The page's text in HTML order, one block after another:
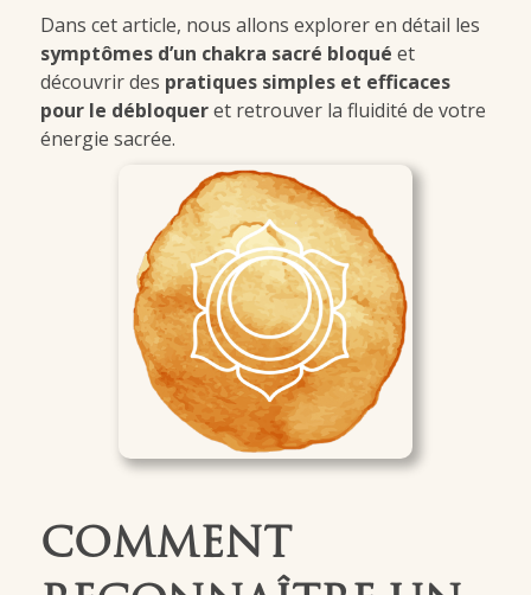
Dans cet article, nous allons explorer en détail les
symptômes d’un chakra sacré bloqué et
découvrir des pratiques simples et efficaces
pour le débloqueret retrouver la fluidité de votre
énergie sacrée.
COMMENT